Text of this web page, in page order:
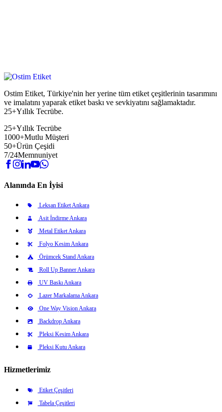
Ostim Etiket, Türkiye'nin her yerine tüm etiket çeşitlerinin tasarımını
ve imalatını yaparak etiket baskı ve sevkiyatını sağlamaktadır.
25+Yıllık Tecrübe.
25+Yıllık Tecrübe
1000+Mutlu Müşteri
50+Ürün Çeşidi
7/24Memnuniyet
Alanında En İyisi
Leksan Etiket Ankara
Asit İndirme Ankara
Metal Etiket Ankara
Folyo Kesim Ankara
Örümcek Stand Ankara
Roll Up Banner Ankara
UV Baskı Ankara
Lazer Markalama Ankara
One Way Vision Ankara
Backdrop Ankara
Pleksi Kesim Ankara
Pleksi Kutu Ankara
Hizmetlerimiz
Etiket Çeşitleri
Tabela Çeşitleri